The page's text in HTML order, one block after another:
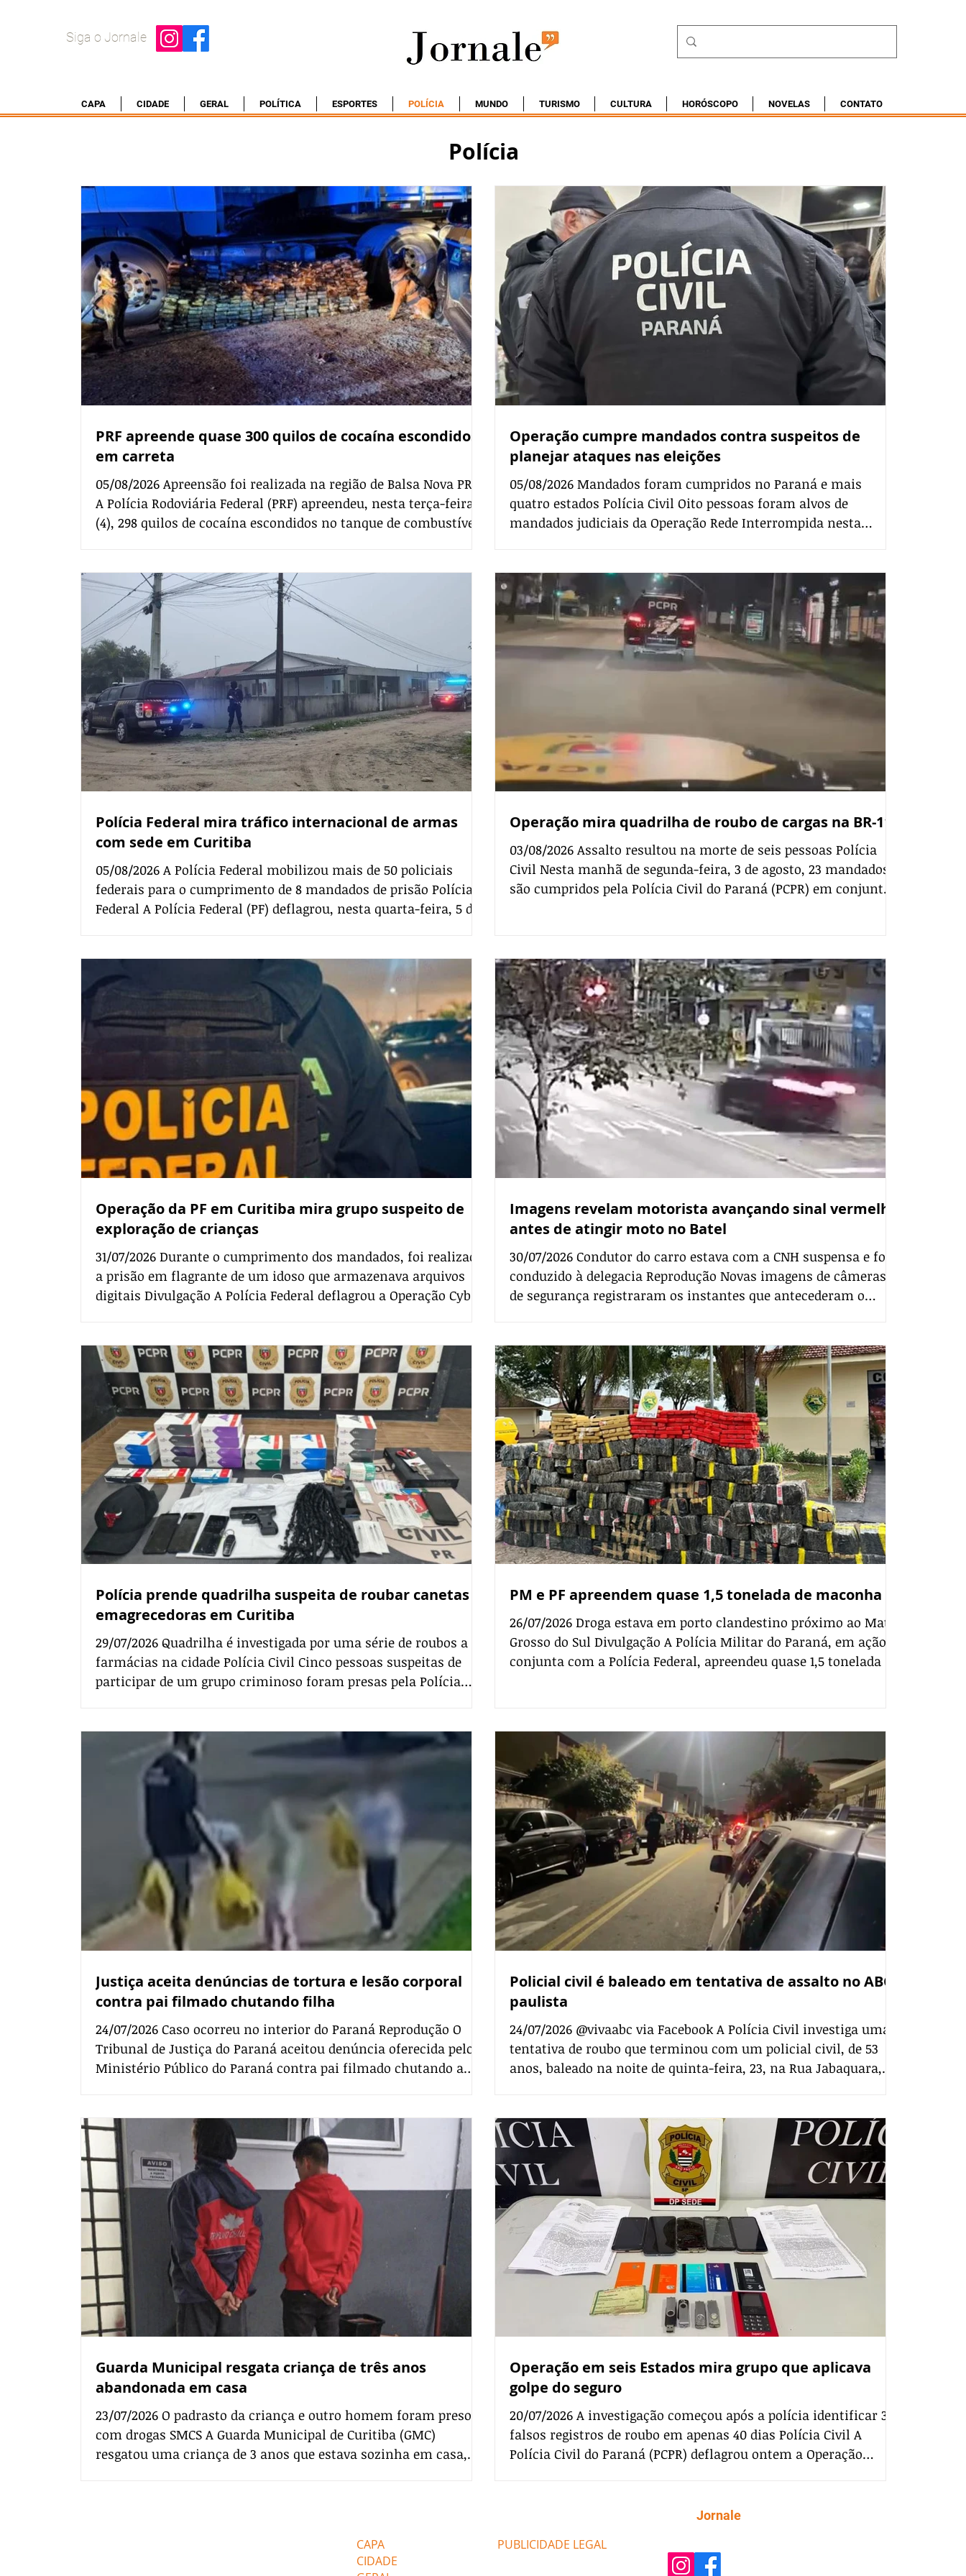
Siga o Jornale
CAPA CIDADE GERAL POLÍTICA ESPORTES POLÍCIA MUNDO TURISMO CULTURA HORÓSCOPO NOVELAS CONTATO
Polícia
PRF apreende quase 300 quilos de cocaína escondidos
em carreta
05/08/2026 Apreensão foi realizada na região de Balsa Nova PRF
A Polícia Rodoviária Federal (PRF) apreendeu, nesta terça-feira
(4), 298 quilos de cocaína escondidos no tanque de combustível
anos, de nacionalidade paraguaia, foi preso em flagrante por
tráfico de drogas. A carreta, carregada com trigo e que tinha
Curitiba como destino, foi abordada por uma equ
Operação cumpre mandados contra suspeitos de
planejar ataques nas eleições
05/08/2026 Mandados foram cumpridos no Paraná e mais
quatro estados Polícia Civil Oito pessoas foram alvos de
mandados judiciais da Operação Rede Interrompida nesta
Civil do Distrito Federal (PCDF), investiga os oito suspeitos, com
idades entre 19 e 31 anos, no Paraná, em Santa Catarina, São
Paulo, Pernambuco e no Rio Grande do Sul. A investigação
começ
Polícia Federal mira tráfico internacional de armas
com sede em Curitiba
05/08/2026 A Polícia Federal mobilizou mais de 50 policiais
federais para o cumprimento de 8 mandados de prisão Polícia
Federal A Polícia Federal (PF) deflagrou, nesta quarta-feira, 5 de
interestadual de armas de fogo. As investigações apontaram a
atuação do grupo no Paraná e conexões com a região de
fronteira com o Paraguai e o Estado do Rio de Janei
Operação mira quadrilha de roubo de cargas na BR-116
03/08/2026 Assalto resultou na morte de seis pessoas Polícia
Civil Nesta manhã de segunda-feira, 3 de agosto, 23 mandados
são cumpridos pela Polícia Civil do Paraná (PCPR) em conjunto
(Sudeste). De acordo com o delegado da PCPR André Feltes, estão
sendo cumpridos 11 mandados de prisão tempo
Operação da PF em Curitiba mira grupo suspeito de
exploração de crianças
31/07/2026 Durante o cumprimento dos mandados, foi realizada
a prisão em flagrante de um idoso que armazenava arquivos
digitais Divulgação A Polícia Federal deflagrou a Operação Cyber
de busca e apreensão em Curitiba e na Região Metropolitana,
em endereços de investigados por crimes de estupro de
vulnerável e por produção e compartilhamento na internet de
conteúd
Imagens revelam motorista avançando sinal vermelho
antes de atingir moto no Batel
30/07/2026 Condutor do carro estava com a CNH suspensa e foi
conduzido à delegacia Reprodução Novas imagens de câmeras
de segurança registraram os instantes que antecederam o
Curitiba. As gravações mostram o momento em que o
motorista do carro avança o sinal vermelho antes da colisão. O
acidente aconteceu no cruzamento da Avenida do Batel com a
Rua Fr
Polícia prende quadrilha suspeita de roubar canetas
emagrecedoras em Curitiba
29/07/2026 Quadrilha é investigada por uma série de roubos a
farmácias na cidade Polícia Civil Cinco pessoas suspeitas de
participar de um grupo criminoso foram presas pela Polícia
uma série de roubos a farmácias na cidade. Durante a ação, os
policiais recuperaram toda a carga roubada e apreenderam o
veículo utilizado nos crimes. Segundo a PCPR, o ca
PM e PF apreendem quase 1,5 tonelada de maconha
26/07/2026 Droga estava em porto clandestino próximo ao Mato
Grosso do Sul Divulgação A Polícia Militar do Paraná, em ação
conjunta com a Polícia Federal, apreendeu quase 1,5 tonelada de
com informações de inteligência que identificaram
movimentações suspeitas de embarcações no período noturno,
possi
Justiça aceita denúncias de tortura e lesão corporal
contra pai filmado chutando filha
24/07/2026 Caso ocorreu no interior do Paraná Reprodução O
Tribunal de Justiça do Paraná aceitou denúncia oferecida pelo
Ministério Público do Paraná contra pai filmado chutando a
nesta sexta-feira (24). O réu deve responder na Justiça pelos
crimes de tortura e lesão corporal em contexto de violência
doméstica. O caso ganhou repercussão no começo deste
Policial civil é baleado em tentativa de assalto no ABC
paulista
24/07/2026 @vivaabc via Facebook A Polícia Civil investiga uma
tentativa de roubo que terminou com um policial civil, de 53
anos, baleado na noite de quinta-feira, 23, na Rua Jabaquara,
policial caminhava com a esposa na região quando foi
abordado por dois criminosos armados. Durante a tentativa de
roubo, um dos suspeitos efetuou um disparo que atingiu o
polici
Guarda Municipal resgata criança de três anos
abandonada em casa
23/07/2026 O padrasto da criança e outro homem foram presos
com drogas SMCS A Guarda Municipal de Curitiba (GMC)
resgatou uma criança de 3 anos que estava sozinha em casa,
crack e certa quantidade de substância análoga a maconha,
Operação em seis Estados mira grupo que aplicava
golpe do seguro
20/07/2026 A investigação começou após a polícia identificar 33
falsos registros de roubo em apenas 40 dias Polícia Civil A
Polícia Civil do Paraná (PCPR) deflagrou ontem a Operação
"golpe do seguro". O grupo aliciava pessoas para registrar falsos
indenizações e dividir o dinheiro. A investigação começou a
CAPA
CIDADE
PUBLICIDADE LEGAL
Jornale